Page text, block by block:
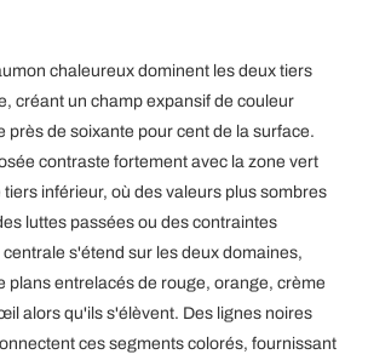
chaleureux dominent les deux tiers
créant un champ expansif de couleur
près de soixante pour cent de la surface.
contraste fortement avec la zone vert
inférieur, où des valeurs plus sombres
luttes passées ou des contraintes
s'étend sur les deux domaines,
plans entrelacés de rouge, orange, crème
alors qu'ils s'élèvent. Des lignes noires
ces segments colorés, fournissant